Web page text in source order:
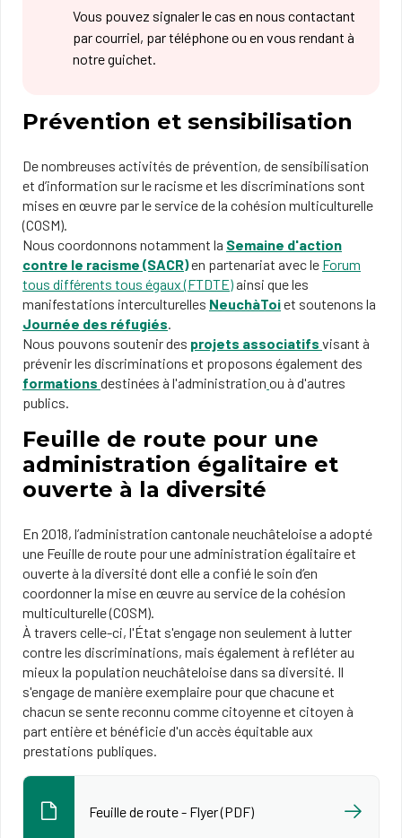
Vous pouvez signaler le cas en nous contactant
par courriel, par téléphone ou en vous rendant à
notre guichet.
Prévention et sensibilisation
De nombreuses activités de prévention, de sensibilisation
et d’information sur le racisme et les discriminations sont
mises en œuvre par le service de la cohésion multiculturelle
(COSM).
Nous coordonnons notamment la Semaine d'action
contre le racisme (SACR)en partenariat avec le Forum
tous différents tous égaux (FTDTE) ainsi que les
manifestations interculturelles NeuchàToiet soutenons la
Journée des réfugiés.
Nous pouvons soutenir des projets associatifs visant à
prévenir les discriminations et proposons également des
formations destinées à l'administration ou à d'autres
publics.
Feuille de route pour une
administration égalitaire et
ouverte à la diversité
En 2018, l’administration cantonale neuchâteloise a adopté
une Feuille de route pour une administration égalitaire et
ouverte à la diversité dont elle a confié le soin d’en
coordonner la mise en œuvre au service de la cohésion
multiculturelle (COSM).
À travers celle-ci, l'État s'engage non seulement à lutter
contre les discriminations, mais également à refléter au
mieux la population neuchâteloise dans sa diversité. Il
s'engage de manière exemplaire pour que chacune et
chacun se sente reconnu comme citoyenne et citoyen à
part entière et bénéficie d'un accès équitable aux
prestations publiques.
Feuille de route - Flyer (PDF)